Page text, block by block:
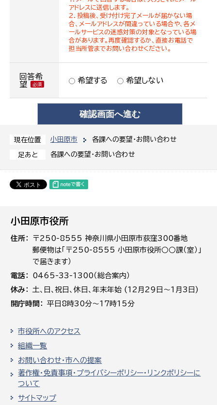
現在位置 小田原市 各課への要望・お問い合わせ
足あと 各課への要望・お問い合わせ
アドレスに送信します。
２．投稿後、受け付け完了メールが届かない場
合、メールアドレスが間違っている場合や、各メ
ールサービスの迷惑対策の対象となっている場
合があります。再度確認するか、直接お電話で
担当所管までお問い合わせください。
回答希
望
希望する 希望しない
小田原市役所
住所
〒250-8555 神奈川県小田原市荻窪300番地
郵便物は「〒250-8555 小田原市役所○○課（室）」
で届きます）
電話
0465-33-1300（総合案内）
休み
土､日､祝日、休日、年末年始 (12月29日～1月3日)
開庁時間
平日8時30分～17時15分
市役所へのアクセス
組織一覧
お問い合わせ・市への提案
著作権・免責事項・プライバシーポリシー・リンクポリシーに
ついて
サイトマップ